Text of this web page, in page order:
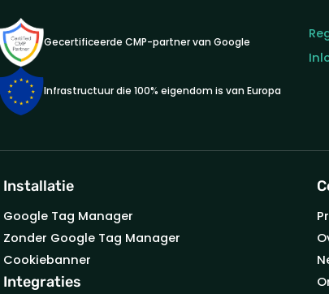
Gecertificeerde CMP-partner van Google
Infrastructuur die 100% eigendom is van Europa
Installatie
Google Tag Manager
Zonder Google Tag Manager
Cookiebanner
Integraties